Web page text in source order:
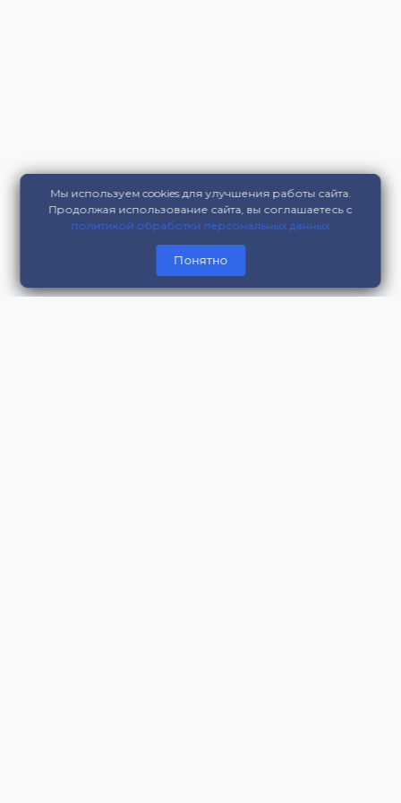
Мы используем cookies для улучшения работы сайта.
Продолжая использование сайта, вы соглашаетесь с
политикой обработки персональных данных
Понятно